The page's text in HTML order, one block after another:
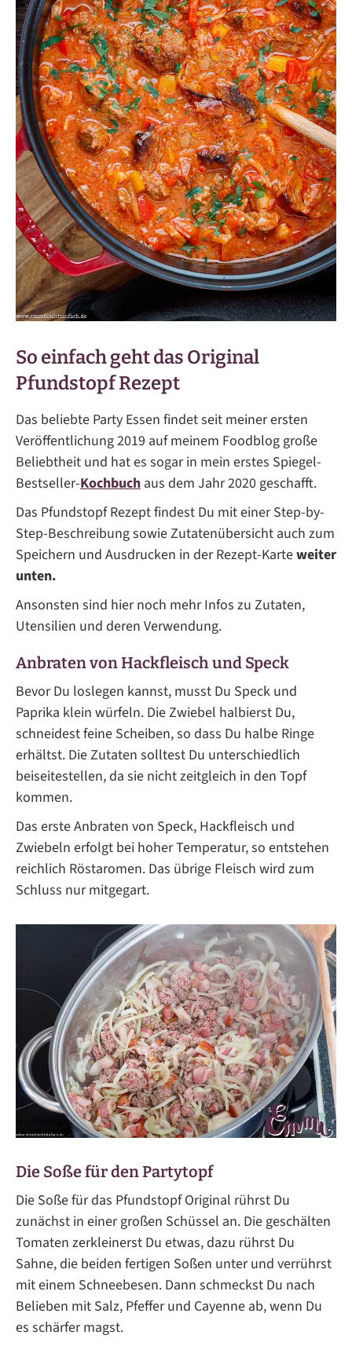
So einfach geht das Original
Pfundstopf Rezept
Das beliebte Party Essen findet seit meiner ersten
Veröffentlichung 2019 auf meinem Foodblog große
Beliebtheit und hat es sogar in mein erstes Spiegel-
Bestseller-Kochbuch aus dem Jahr 2020 geschafft.
Das Pfundstopf Rezept findest Du mit einer Step-by-
Step-Beschreibung sowie Zutatenübersicht auch zum
Speichern und Ausdrucken in der Rezept-Karteweiter
unten.
Ansonsten sind hier noch mehr Infos zu Zutaten,
Utensilien und deren Verwendung.
Anbraten von Hackfleisch und Speck
Bevor Du loslegen kannst, musst Du Speck und
Paprika klein würfeln. Die Zwiebel halbierst Du,
schneidest feine Scheiben, so dass Du halbe Ringe
erhältst. Die Zutaten solltest Du unterschiedlich
beiseitestellen, da sie nicht zeitgleich in den Topf
kommen.
Das erste Anbraten von Speck, Hackfleisch und
Zwiebeln erfolgt bei hoher Temperatur, so entstehen
reichlich Röstaromen. Das übrige Fleisch wird zum
Schluss nur mitgegart.
Die Soße für den Partytopf
Die Soße für das Pfundstopf Original rührst Du
zunächst in einer großen Schüssel an. Die geschälten
Tomaten zerkleinerst Du etwas, dazu rührst Du
Sahne, die beiden fertigen Soßen unter und verrührst
mit einem Schneebesen. Dann schmeckst Du nach
Belieben mit Salz, Pfeffer und Cayenne ab, wenn Du
es schärfer magst.